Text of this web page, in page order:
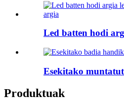
Led batten hodi
Esekitako
Produktuak